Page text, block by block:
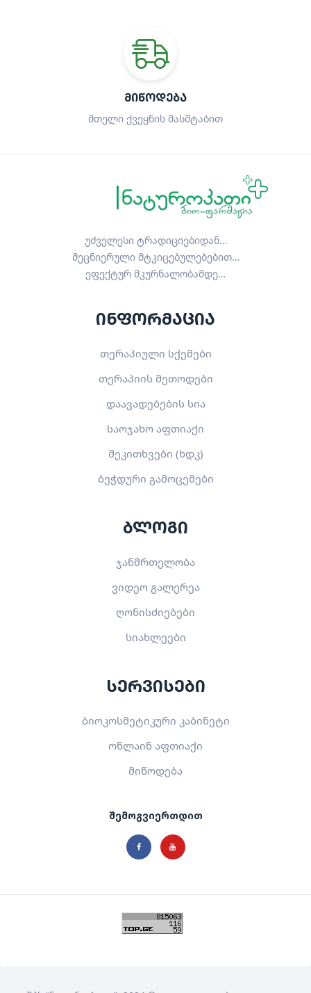
ᲛᲘᲬᲝᲓᲔᲑᲐ
მთელი ქვეყნის მასშტაბით
უძველესი ტრადიციებიდან…
მეცნიერული მტკიცებულებებით…
ეფექტურ მკურნალობამდე…
ინფორმაცია
თერაპიული სქემები
თერაპიის მეთოდები
დაავადებების სია
საოჯახო აფთიაქი
შეკითხვები (ხდკ)
ბეჭდური გამოცემები
ბლოგი
ჯანმრთელობა
ვიდეო გალერეა
ღონისძიებები
სიახლეები
სერვისები
ბიოკოსმეტიკური კაბინეტი
ონლაინ აფთიაქი
მიწოდება
შემოგვიერთდით